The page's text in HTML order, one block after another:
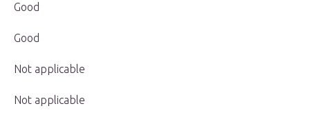
Good
Good
Not applicable
Not applicable